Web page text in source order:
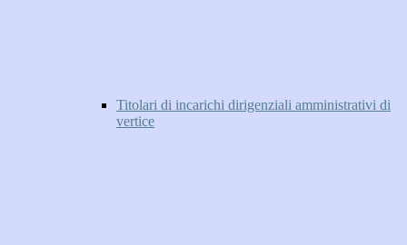
Titolari di incarichi dirigenziali amministrativi di
vertice